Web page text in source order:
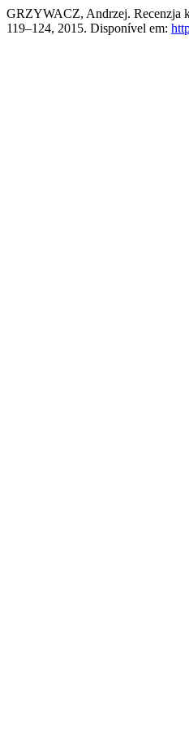
GRZYWACZ, Andrzej. Recenzja
119–124, 2015. Disponível em: